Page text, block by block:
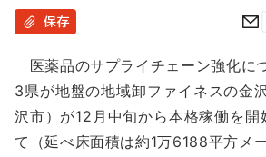
ツ
に
動
保存
医薬品のサプライチェーン強化に
3県が地盤の地域卸ファイネスの金
沢市）が12月中旬から本格稼働を開
て（延べ床面積は約1万6188平方メ